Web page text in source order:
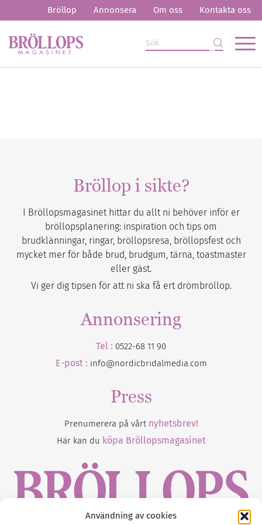
Användning av cookies
Bröllop Annonsera Om oss Kontakta oss
Bröllop i sikte?
I Bröllopsmagasinet hittar du allt ni behöver inför er
bröllopsplanering: inspiration och tips om
brudklänningar, ringar, bröllopsresa, bröllopsfest och
mycket mer för både brud, brudgum, tärna, toastmaster
eller gäst.
Vi ger dig tipsen för att ni ska få ert drömbröllop.
Annonsering
Tel : 0522-68 11 90
E-post : info@nordicbridalmedia.com
Press
Prenumerera på vårt nyhetsbrev!
Här kan du köpa Bröllopsmagasinet